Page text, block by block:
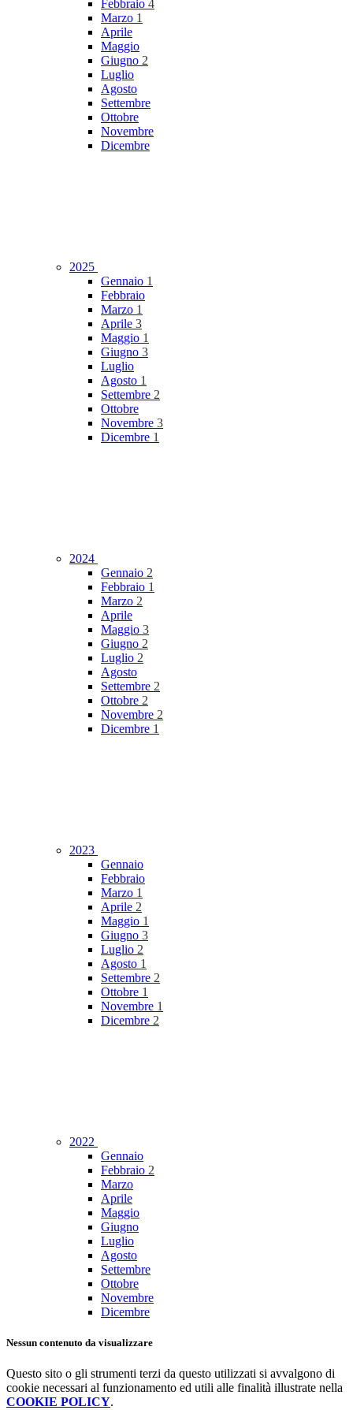
Febbraio 4
Marzo 1
Aprile
Maggio
Giugno 2
Luglio
Agosto
Settembre
Ottobre
Novembre
Dicembre
2025
Gennaio 1
Febbraio
Marzo 1
Aprile 3
Maggio 1
Giugno 3
Luglio
Agosto 1
Settembre 2
Ottobre
Novembre 3
Dicembre 1
2024
Gennaio 2
Febbraio 1
Marzo 2
Aprile
Maggio 3
Giugno 2
Luglio 2
Agosto
Settembre 2
Ottobre 2
Novembre 2
Dicembre 1
2023
Gennaio
Febbraio
Marzo 1
Aprile 2
Maggio 1
Giugno 3
Luglio 2
Agosto 1
Settembre 2
Ottobre 1
Novembre 1
Dicembre 2
2022
Gennaio
Febbraio 2
Marzo
Aprile
Maggio
Giugno
Luglio
Agosto
Settembre
Ottobre
Novembre
Dicembre
Nessun contenuto da visualizzare
Questo sito o gli strumenti terzi da questo utilizzati si avvalgono di
cookie necessari al funzionamento ed utili alle finalità illustrate nella
COOKIE POLICY.